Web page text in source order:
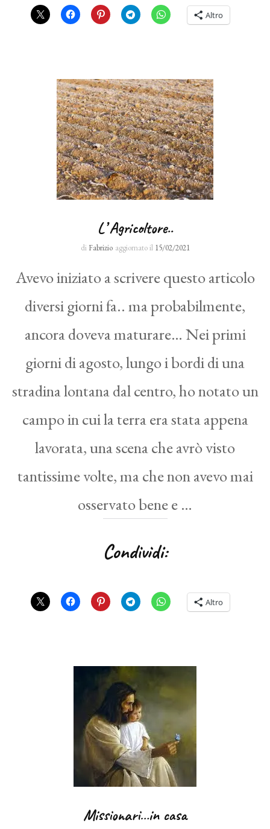
Altro
L’ Agricoltore..
di Fabrizio aggiornato il 15/02/2021
Avevo iniziato a scrivere questo articolo
diversi giorni fa.. ma probabilmente,
ancora doveva maturare… Nei primi
giorni di agosto, lungo i bordi di una
stradina lontana dal centro, ho notato un
campo in cui la terra era stata appena
lavorata, una scena che avrò visto
tantissime volte, ma che non avevo mai
osservato bene e …
Condividi:
Altro
Missionari…in casa